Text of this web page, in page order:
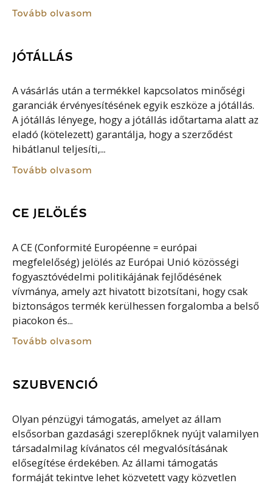
Tovább olvasom
JÓTÁLLÁS
A vásárlás után a termékkel kapcsolatos minőségi
garanciák érvényesítésének egyik eszköze a jótállás.
A jótállás lényege, hogy a jótállás időtartama alatt az
eladó (kötelezett) garantálja, hogy a szerződést
hibátlanul teljesíti,...
Tovább olvasom
CE JELÖLÉS
A CE (Conformité Européenne = európai
megfelelőség) jelölés az Európai Unió közösségi
fogyasztóvédelmi politikájának fejlődésének
vívmánya, amely azt hivatott bizotsítani, hogy csak
biztonságos termék kerülhessen forgalomba a belső
piacokon és...
Tovább olvasom
SZUBVENCIÓ
Olyan pénzügyi támogatás, amelyet az állam
elsősorban gazdasági szereplőknek nyújt valamilyen
társadalmilag kívánatos cél megvalósításának
elősegítése érdekében. Az állami támogatás
formáját tekintve lehet közvetett vagy közvetlen